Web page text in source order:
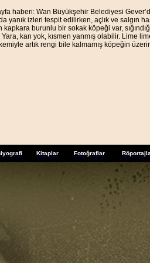
haberi: Wan Büyükşehir Belediyesi
yanık izleri tespit edilirken, açlık ve salgın
kapkara burunlu bir sokak köpeği var,
kan yok, kısmen yanmış olabilir. Lime
artık rengi bile kalmamış köpeğin
Kitaplar Fotoğraflar